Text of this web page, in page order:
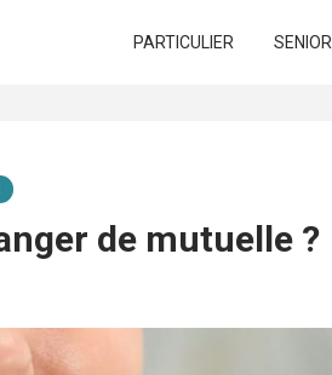
PARTICULIER SENIOR
de mutuelle ?